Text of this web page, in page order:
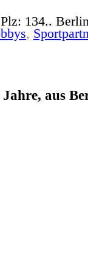
134..
,
aus